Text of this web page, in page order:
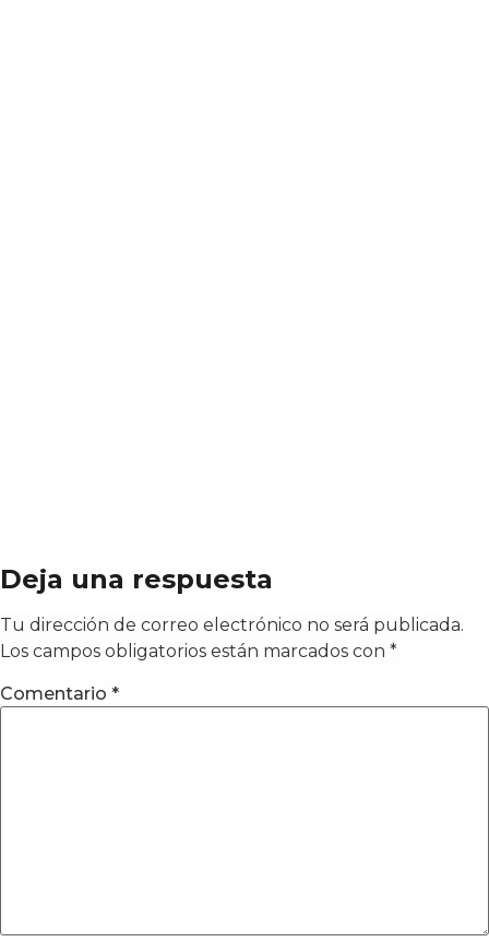
Deja una respuesta
Tu dirección de correo electrónico no será publicada.
Los campos obligatorios están marcados con *
Comentario *